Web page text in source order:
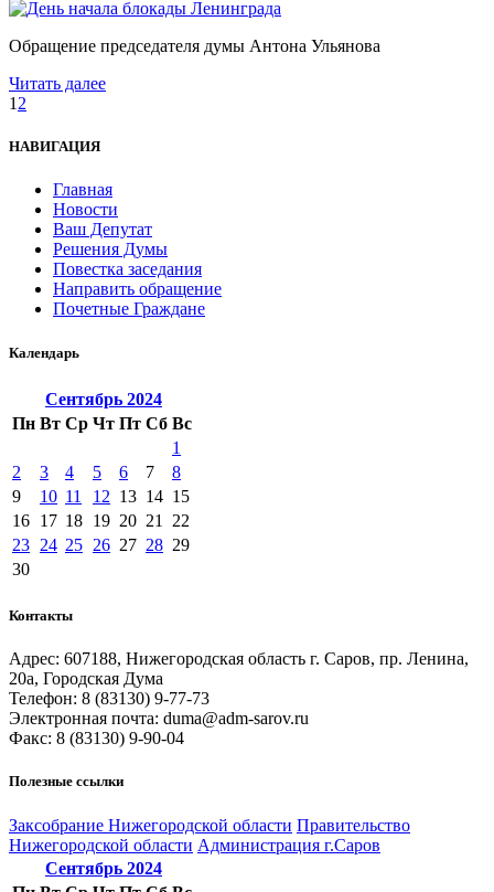
Обращение председателя думы Антона Ульянова
Читать далее
1 2
НАВИГАЦИЯ
Главная
Новости
Ваш Депутат
Решения Думы
Повестка заседания
Направить обращение
Почетные Граждане
Календарь
Сентябрь 2024
Пн Вт Ср Чт Пт Сб Вс
1
2
3 4 5 6 7
8
9
10 11 12 13 14 15
16 17 18 19 20 21
22
23 24 25 26 27 28 29
30
Контакты
Адрес: 607188, Нижегородская область г. Саров, пр. Ленина,
20а, Городская Дума
Телефон: 8 (83130) 9-77-73
Электронная почта: duma@adm-sarov.ru
Факс: 8 (83130) 9-90-04
Полезные ссылки
Закcобрание Нижегородской области Правительство
Нижегородской области Администрация г.Саров
Сентябрь 2024